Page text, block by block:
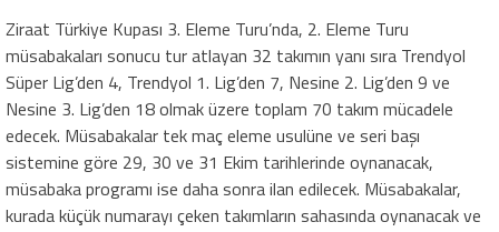
Ziraat Türkiye Kupası 3. Eleme Turu’nda, 2. Eleme Turu
müsabakaları sonucu tur atlayan 32 takımın yanı sıra Trendyol
Süper Lig’den 4, Trendyol 1. Lig’den 7, Nesine 2. Lig’den 9 ve
Nesine 3. Lig’den 18 olmak üzere toplam 70 takım mücadele
edecek. Müsabakalar tek maç eleme usulüne ve seri başı
sistemine göre 29, 30 ve 31 Ekim tarihlerinde oynanacak,
müsabaka programı ise daha sonra ilan edilecek. Müsabakalar,
kurada küçük numarayı çeken takımların sahasında oynanacak ve